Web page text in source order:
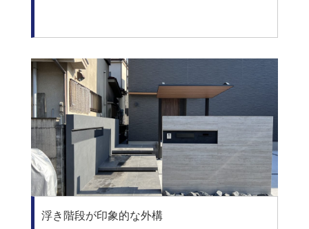
浮き階段が印象的な外構